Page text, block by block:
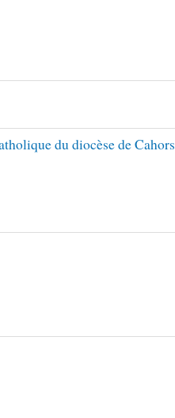
du diocèse de Cahors